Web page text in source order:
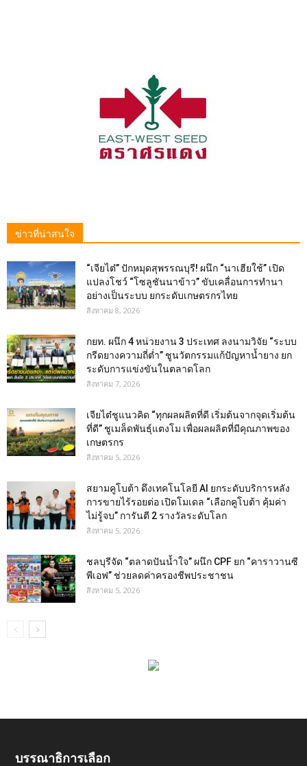
ข่าวที่น่าสนใจ
“เจียไต๋” ปักหมุดสุพรรณบุรี! ผนึก “นาเฮียใช้” เปิด
แปลงโชว์ “โซลูชันนาข้าว” ขับเคลื่อนการทำนา
อย่างเป็นระบบ ยกระดับเกษตรกรไทย
สิงหาคม 8, 2026
กยท. ผนึก 4 หน่วยงาน 3 ประเทศ ลงนามวิจัย “ระบบ
กรีดยางความถี่ต่ำ” ชูนวัตกรรมแก้ปัญหาน้ำยาง ยก
ระดับการแข่งขันในตลาดโลก
สิงหาคม 7, 2026
เจียไต๋ชูแนวคิด “ทุกผลผลิตที่ดี เริ่มต้นจากจุดเริ่มต้น
ที่ดี” ชูเมล็ดพันธุ์แตงโม เพื่อผลผลิตที่มีคุณภาพของ
เกษตรกร
สิงหาคม 5, 2026
สยามคูโบต้า ดึงเทคโนโลยี AI ยกระดับบริการหลัง
การขายไร้รอยต่อ เปิดโมเดล “เลือกคูโบต้า คุ้มค่า
ไม่รู้จบ” การันตี 2 รางวัลระดับโลก
สิงหาคม 5, 2026
ชลบุรีจัด “ตลาดปันน้ำใจ” ผนึก CPF ยก “คาราวานซี
พีเอฟ” ช่วยลดค่าครองชีพประชาชน
สิงหาคม 5, 2026
บรรณาธิการเลือก